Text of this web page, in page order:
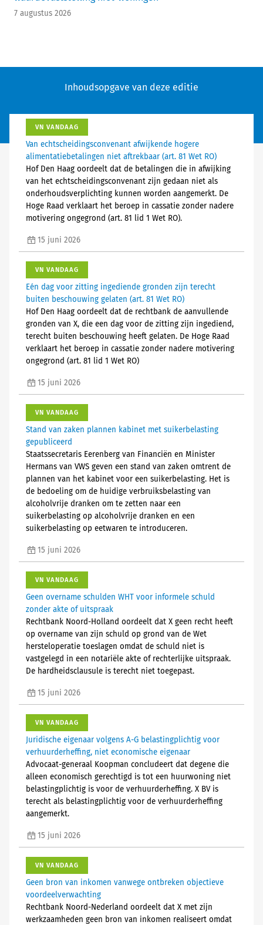
7 augustus 2026
Inhoudsopgave van deze editie
VN VANDAAG
Van echtscheidingsconvenant afwijkende hogere
alimentatiebetalingen niet aftrekbaar (art. 81 Wet RO)
Hof Den Haag oordeelt dat de betalingen die in afwijking
van het echtscheidingsconvenant zijn gedaan niet als
onderhoudsverplichting kunnen worden aangemerkt. De
Hoge Raad verklaart het beroep in cassatie zonder nadere
motivering ongegrond (art. 81 lid 1 Wet RO).
15 juni 2026
VN VANDAAG
Eén dag voor zitting ingediende gronden zijn terecht
buiten beschouwing gelaten (art. 81 Wet RO)
Hof Den Haag oordeelt dat de rechtbank de aanvullende
gronden van X, die een dag voor de zitting zijn ingediend,
terecht buiten beschouwing heeft gelaten. De Hoge Raad
verklaart het beroep in cassatie zonder nadere motivering
ongegrond (art. 81 lid 1 Wet RO)
15 juni 2026
VN VANDAAG
Stand van zaken plannen kabinet met suikerbelasting
gepubliceerd
Staatssecretaris Eerenberg van Financiën en Minister
Hermans van VWS geven een stand van zaken omtrent de
plannen van het kabinet voor een suikerbelasting. Het is
de bedoeling om de huidige verbruiksbelasting van
alcoholvrije dranken om te zetten naar een
suikerbelasting op alcoholvrije dranken en een
suikerbelasting op eetwaren te introduceren.
15 juni 2026
VN VANDAAG
Geen overname schulden WHT voor informele schuld
zonder akte of uitspraak
Rechtbank Noord-Holland oordeelt dat X geen recht heeft
op overname van zijn schuld op grond van de Wet
hersteloperatie toeslagen omdat de schuld niet is
vastgelegd in een notariële akte of rechterlijke uitspraak.
De hardheidsclausule is terecht niet toegepast.
15 juni 2026
VN VANDAAG
Juridische eigenaar volgens A-G belastingplichtig voor
verhuurderheffing, niet economische eigenaar
Advocaat-generaal Koopman concludeert dat degene die
alleen economisch gerechtigd is tot een huurwoning niet
belastingplichtig is voor de verhuurderheffing. X BV is
terecht als belastingplichtig voor de verhuurderheffing
aangemerkt.
15 juni 2026
VN VANDAAG
Geen bron van inkomen vanwege ontbreken objectieve
voordeelverwachting
Rechtbank Noord-Nederland oordeelt dat X met zijn
werkzaamheden geen bron van inkomen realiseert omdat